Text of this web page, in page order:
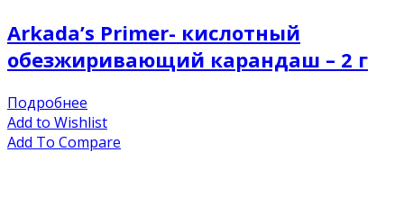
Arkada’s Primer- кислотный
обезжиривающий карандаш – 2 г
Подробнее
Add to Wishlist
Add To Compare